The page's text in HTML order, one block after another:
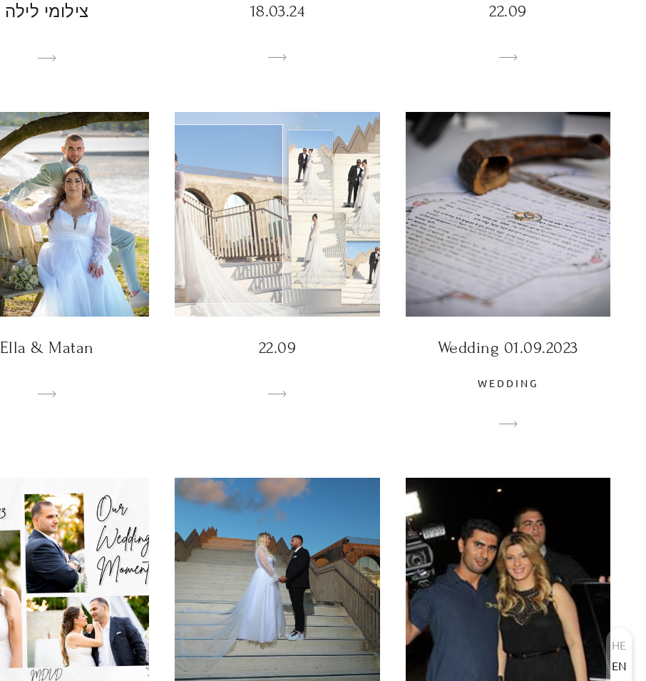
צילומי לילה 18.03.24 22.09
Ella & Matan 22.09 Wedding 01.09.2023
WEDDING
HE
EN